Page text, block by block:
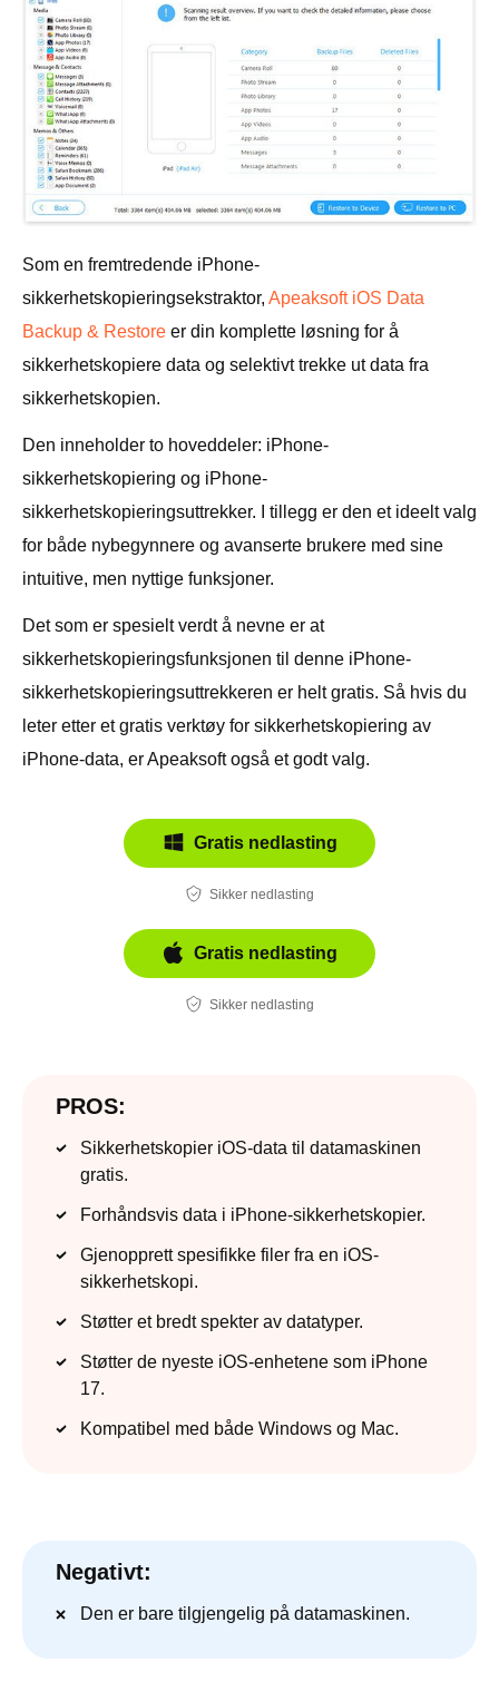
Som en fremtredende iPhone-
sikkerhetskopieringsekstraktor, Apeaksoft iOS Data
Backup & Restore er din komplette løsning for å
sikkerhetskopiere data og selektivt trekke ut data fra
sikkerhetskopien.
Den inneholder to hoveddeler: iPhone-
sikkerhetskopiering og iPhone-
sikkerhetskopieringsuttrekker. I tillegg er den et ideelt valg
for både nybegynnere og avanserte brukere med sine
intuitive, men nyttige funksjoner.
Det som er spesielt verdt å nevne er at
sikkerhetskopieringsfunksjonen til denne iPhone-
sikkerhetskopieringsuttrekkeren er helt gratis. Så hvis du
leter etter et gratis verktøy for sikkerhetskopiering av
iPhone-data, er Apeaksoft også et godt valg.
Gratis nedlasting
Sikker nedlasting
Gratis nedlasting
Sikker nedlasting
PROS:
Sikkerhetskopier iOS-data til datamaskinen
gratis.
Forhåndsvis data i iPhone-sikkerhetskopier.
Gjenopprett spesifikke filer fra en iOS-
sikkerhetskopi.
Støtter et bredt spekter av datatyper.
Støtter de nyeste iOS-enhetene som iPhone
17.
Kompatibel med både Windows og Mac.
Negativt:
Den er bare tilgjengelig på datamaskinen.